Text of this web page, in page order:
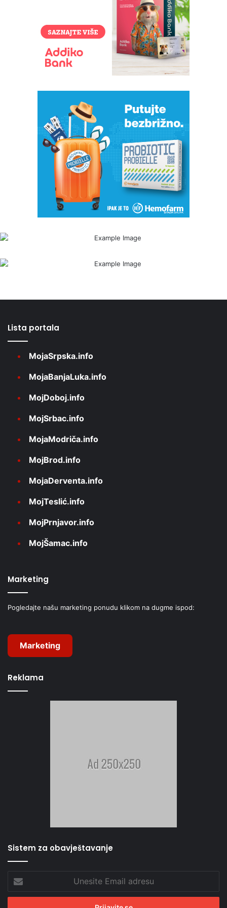
Lista portala
MojaSrpska.info
MojaBanjaLuka.info
MojDoboj.info
MojSrbac.info
MojaModriča.info
MojBrod.info
MojaDerventa.info
MojTeslić.info
MojPrnjavor.info
MojŠamac.info
Marketing
Pogledajte našu marketing ponudu klikom na dugme ispod:
Marketing
Reklama
Sistem za obavještavanje
Email
adresu